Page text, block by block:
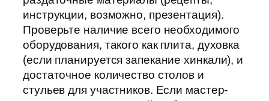
инструкции, возможно, презентация).
Проверьте наличие всего необходимого
оборудования, такого как плита, духовка
(если планируется запекание хинкали), и
достаточное количество столов и
стульев для участников. Если мастер-